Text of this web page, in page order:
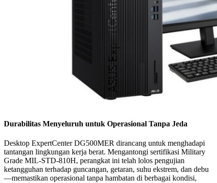
Durabilitas Menyeluruh untuk Operasional Tanpa Jeda
Desktop ExpertCenter DG500MER dirancang untuk menghadapi
tantangan lingkungan kerja berat. Mengantongi sertifikasi Military
Grade MIL-STD-810H, perangkat ini telah lolos pengujian
ketangguhan terhadap guncangan, getaran, suhu ekstrem, dan debu
—memastikan operasional tanpa hambatan di berbagai kondisi,